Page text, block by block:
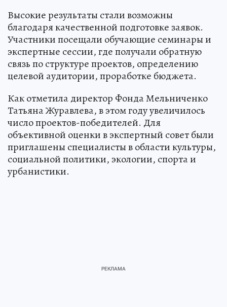
Высокие результаты стали возможны
благодаря качественной подготовке заявок.
Участники посещали обучающие семинары и
экспертные сессии, где получали обратную
связь по структуре проектов, определению
целевой аудитории, проработке бюджета.
Как отметила директор Фонда Мельниченко
Татьяна Журавлева, в этом году увеличилось
число проектов-победителей. Для
объективной оценки в экспертный совет были
приглашены специалисты в области культуры,
социальной политики, экологии, спорта и
урбанистики.